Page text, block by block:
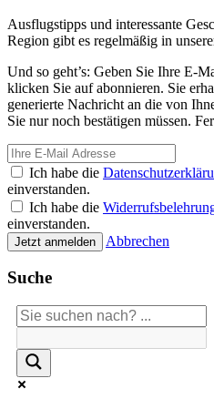
Ausflugstipps und interessante
Region gibt es regelmäßig in
Und so geht’s: Geben Sie Ihre E-
klicken Sie auf abonnieren. Sie
generierte Nachricht an die von
Sie nur noch bestätigen müssen.
Ich habe die
einverstanden.
Ich habe die
einverstanden.
Jetzt anmelden Abbrechen
Suche